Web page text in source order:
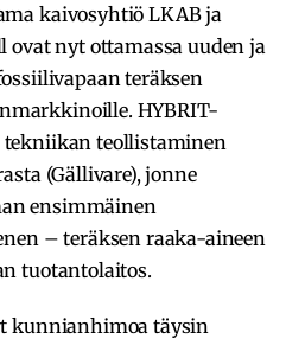
kaivosyhtiö LKAB ja
ovat nyt ottamassa uuden ja
teräksen
HYBRIT-
tekniikan teollistaminen
(Gällivare), jonne
ensimmäinen
– teräksen raaka-aineen
tuotantolaitos.
kunnianhimoa täysin